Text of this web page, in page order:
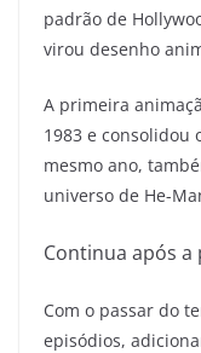
padrão de
virou desenho
A primeira
1983 e consolidou
mesmo ano,
universo de He-
Continua após
Com o passar do
episódios,